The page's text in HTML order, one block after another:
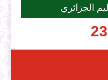
الجزائري
23